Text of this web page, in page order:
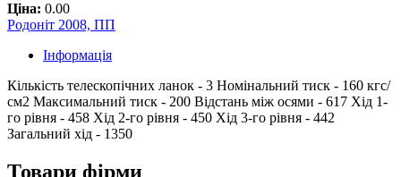
Ціна: 0.00
Родоніт 2008, ПП
Інформація
Кількість телескопічних ланок - 3 Номінальний тиск - 160 кгс/
см2 Максимальний тиск - 200 Відстань між осями - 617 Хід 1-
го рівня - 458 Хід 2-го рівня - 450 Хід 3-го рівня - 442
Загальний хід - 1350
Товари фірми